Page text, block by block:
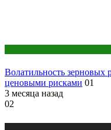
Волатильность зерновых
ценовыми рисками 01
3 месяца назад
02